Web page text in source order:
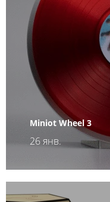
Miniot Wheel 3
26 янв.